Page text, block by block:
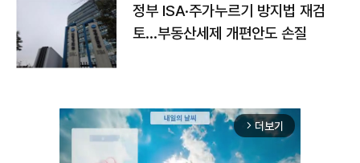
정부 ISA·주가누르기 방지법 재검
토…부동산세제 개편안도 손질
arrow_forward_ios 더보기